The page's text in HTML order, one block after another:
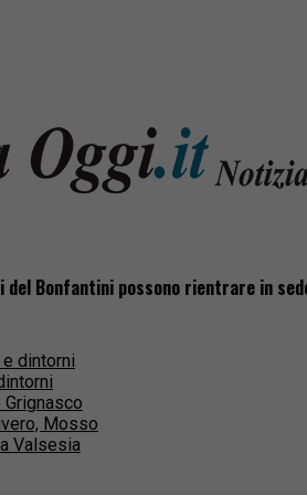
del Bonfantini possono rientrare in
dintorni
Mosso
Valsesia